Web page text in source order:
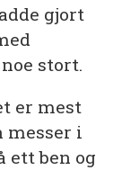
gjort
stort.
er mest
messer i
ett ben og